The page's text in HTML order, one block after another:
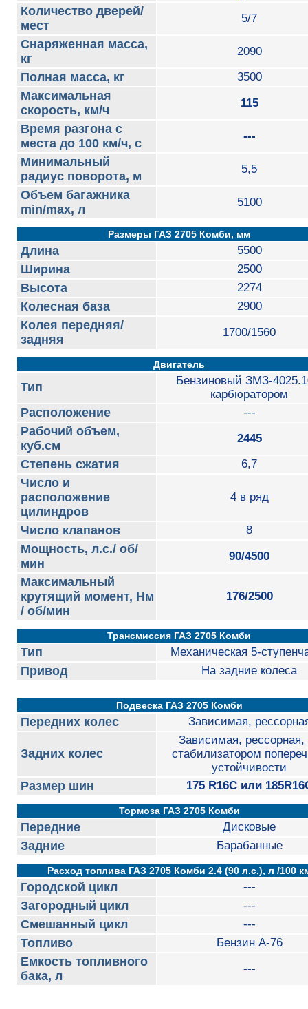
Количество дверей/
мест
5/7
Снаряженная масса,
кг
2090
Полная масса, кг 3500
Максимальная
скорость, км/ч
115
Время разгона с
места до 100 км/ч, с
---
Минимальный
радиус поворота, м
5,5
Объем багажника
min/max, л
5100
Размеры ГАЗ 2705 Комби, мм
Длина 5500
Ширина 2500
Высота 2274
Колесная база 2900
Колея передняя/
задняя
1700/1560
Двигатель
Тип
Бензиновый ЗМЗ-
карбюратором
Расположение ---
Рабочий объем,
куб.см
2445
Степень сжатия 6,7
Число и
расположение
цилиндров
4 в ряд
Число клапанов 8
Мощность, л.с./ об/
мин
90/4500
Максимальный
крутящий момент, Нм
/ об/мин
176/2500
Трансмиссия ГАЗ 2705 Комби
Тип Механическая 5-
Привод На задние колеса
Подвеска ГАЗ 2705 Комби
Передних колес Зависимая,
Задних колес
Зависимая, рессорная,
стабилизатором
устойчивости
Размер шин 175 R16C или
Тормоза ГАЗ 2705 Комби
Передние Дисковые
Задние Барабанные
Расход топлива ГАЗ 2705 Комби 2.4 (90 л.с.), л /100
Городской цикл ---
Загородный цикл ---
Смешанный цикл ---
Топливо Бензин А-76
Емкость топливного
бака, л
---